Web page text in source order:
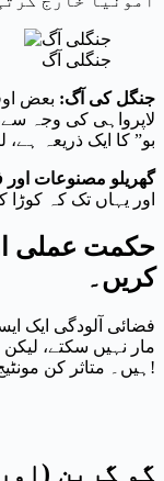
جنگلی آگ
جنگل کی آگ: بعض
لاپرواہی کی وجہ
بو” کا ایک ذریعہ
گھریلو مصنوعات اور
اور یہاں تک کہ کوڑا
حکمت عملی
کریں۔
فضائی آلودگی ایک
مار نہیں سکتے،
ہیں۔ متاثر کن مونٹیج موسیقی سنیں!
گو گرین